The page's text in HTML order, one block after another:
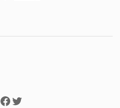
Facebook
Twitter